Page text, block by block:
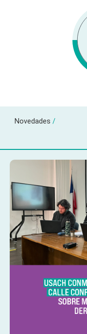
Novedades /